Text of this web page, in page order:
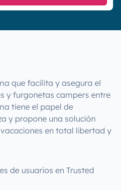
que facilita y asegura el
y furgonetas campers entre
tiene el papel de
y propone una solución
en total libertad y
de usuarios en Trusted